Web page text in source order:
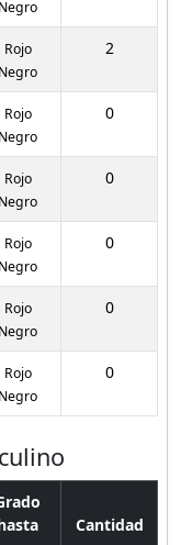
Negro
Rojo
Negro
2
Rojo
Negro
0
Rojo
Negro
0
Rojo
Negro
0
Rojo
Negro
0
Rojo
Negro
0
Cantidad